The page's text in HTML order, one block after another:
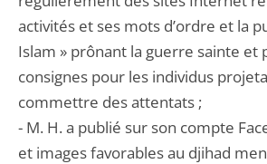
activités et ses mots d’ordre et la
Islam » prônant la guerre sainte et
consignes pour les individus
commettre des attentats ;
- M. H. a publié sur son compte
et images favorables au djihad